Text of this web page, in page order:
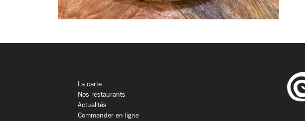
La carte
Nos restaurants
Actualités
Commander en ligne